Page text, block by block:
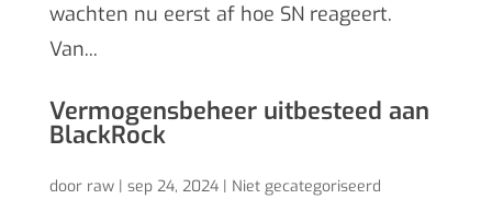
wachten nu eerst af hoe SN reageert.
Van...
Vermogensbeheer uitbesteed aan
BlackRock
door raw| sep 24, 2024| Niet gecategoriseerd